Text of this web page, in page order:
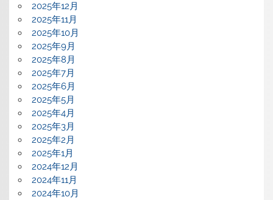
2025年12月
2025年11月
2025年10月
2025年9月
2025年8月
2025年7月
2025年6月
2025年5月
2025年4月
2025年3月
2025年2月
2025年1月
2024年12月
2024年11月
2024年10月